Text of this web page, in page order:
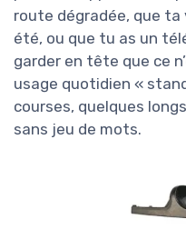
route dégradée, que ta
été, ou que tu as un
garder en tête que ce
usage quotidien «
courses, quelques
sans jeu de mots.